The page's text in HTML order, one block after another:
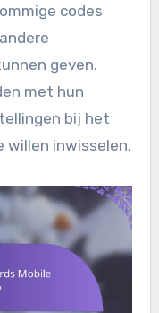
codes
geven.
met hun
bij het
willen inwisselen.